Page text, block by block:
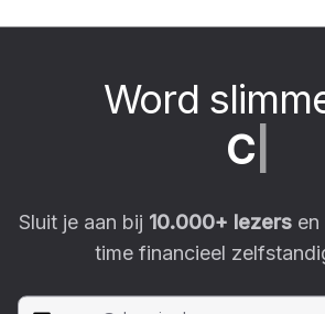
Word
ry
Sluit je aan bij 10.000+ lezersen
time financieel